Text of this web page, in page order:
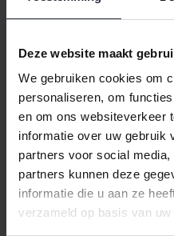
Deze website maakt
We gebruiken cookies om
personaliseren, om
en om ons websiteverkeer
informatie over uw gebruik
partners voor social
partners kunnen deze
informatie die u aan ze
verzameld op basis van
Klik hier voor de volledige
De deksel is op twee
Inhoud 50 liter
Afmeting: 40,1x29,8x60,2cm
Reviews
Help ons en andere klanten